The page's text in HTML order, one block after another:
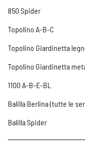
850 Spider
Topolino A-B-C
Topolino Giardinetta
Topolino Giardinetta
1100 A-B-E-BL
Balilla Berlina (tutte le
Balilla Spider